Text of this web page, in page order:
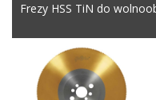
Frezy HSS TiN do